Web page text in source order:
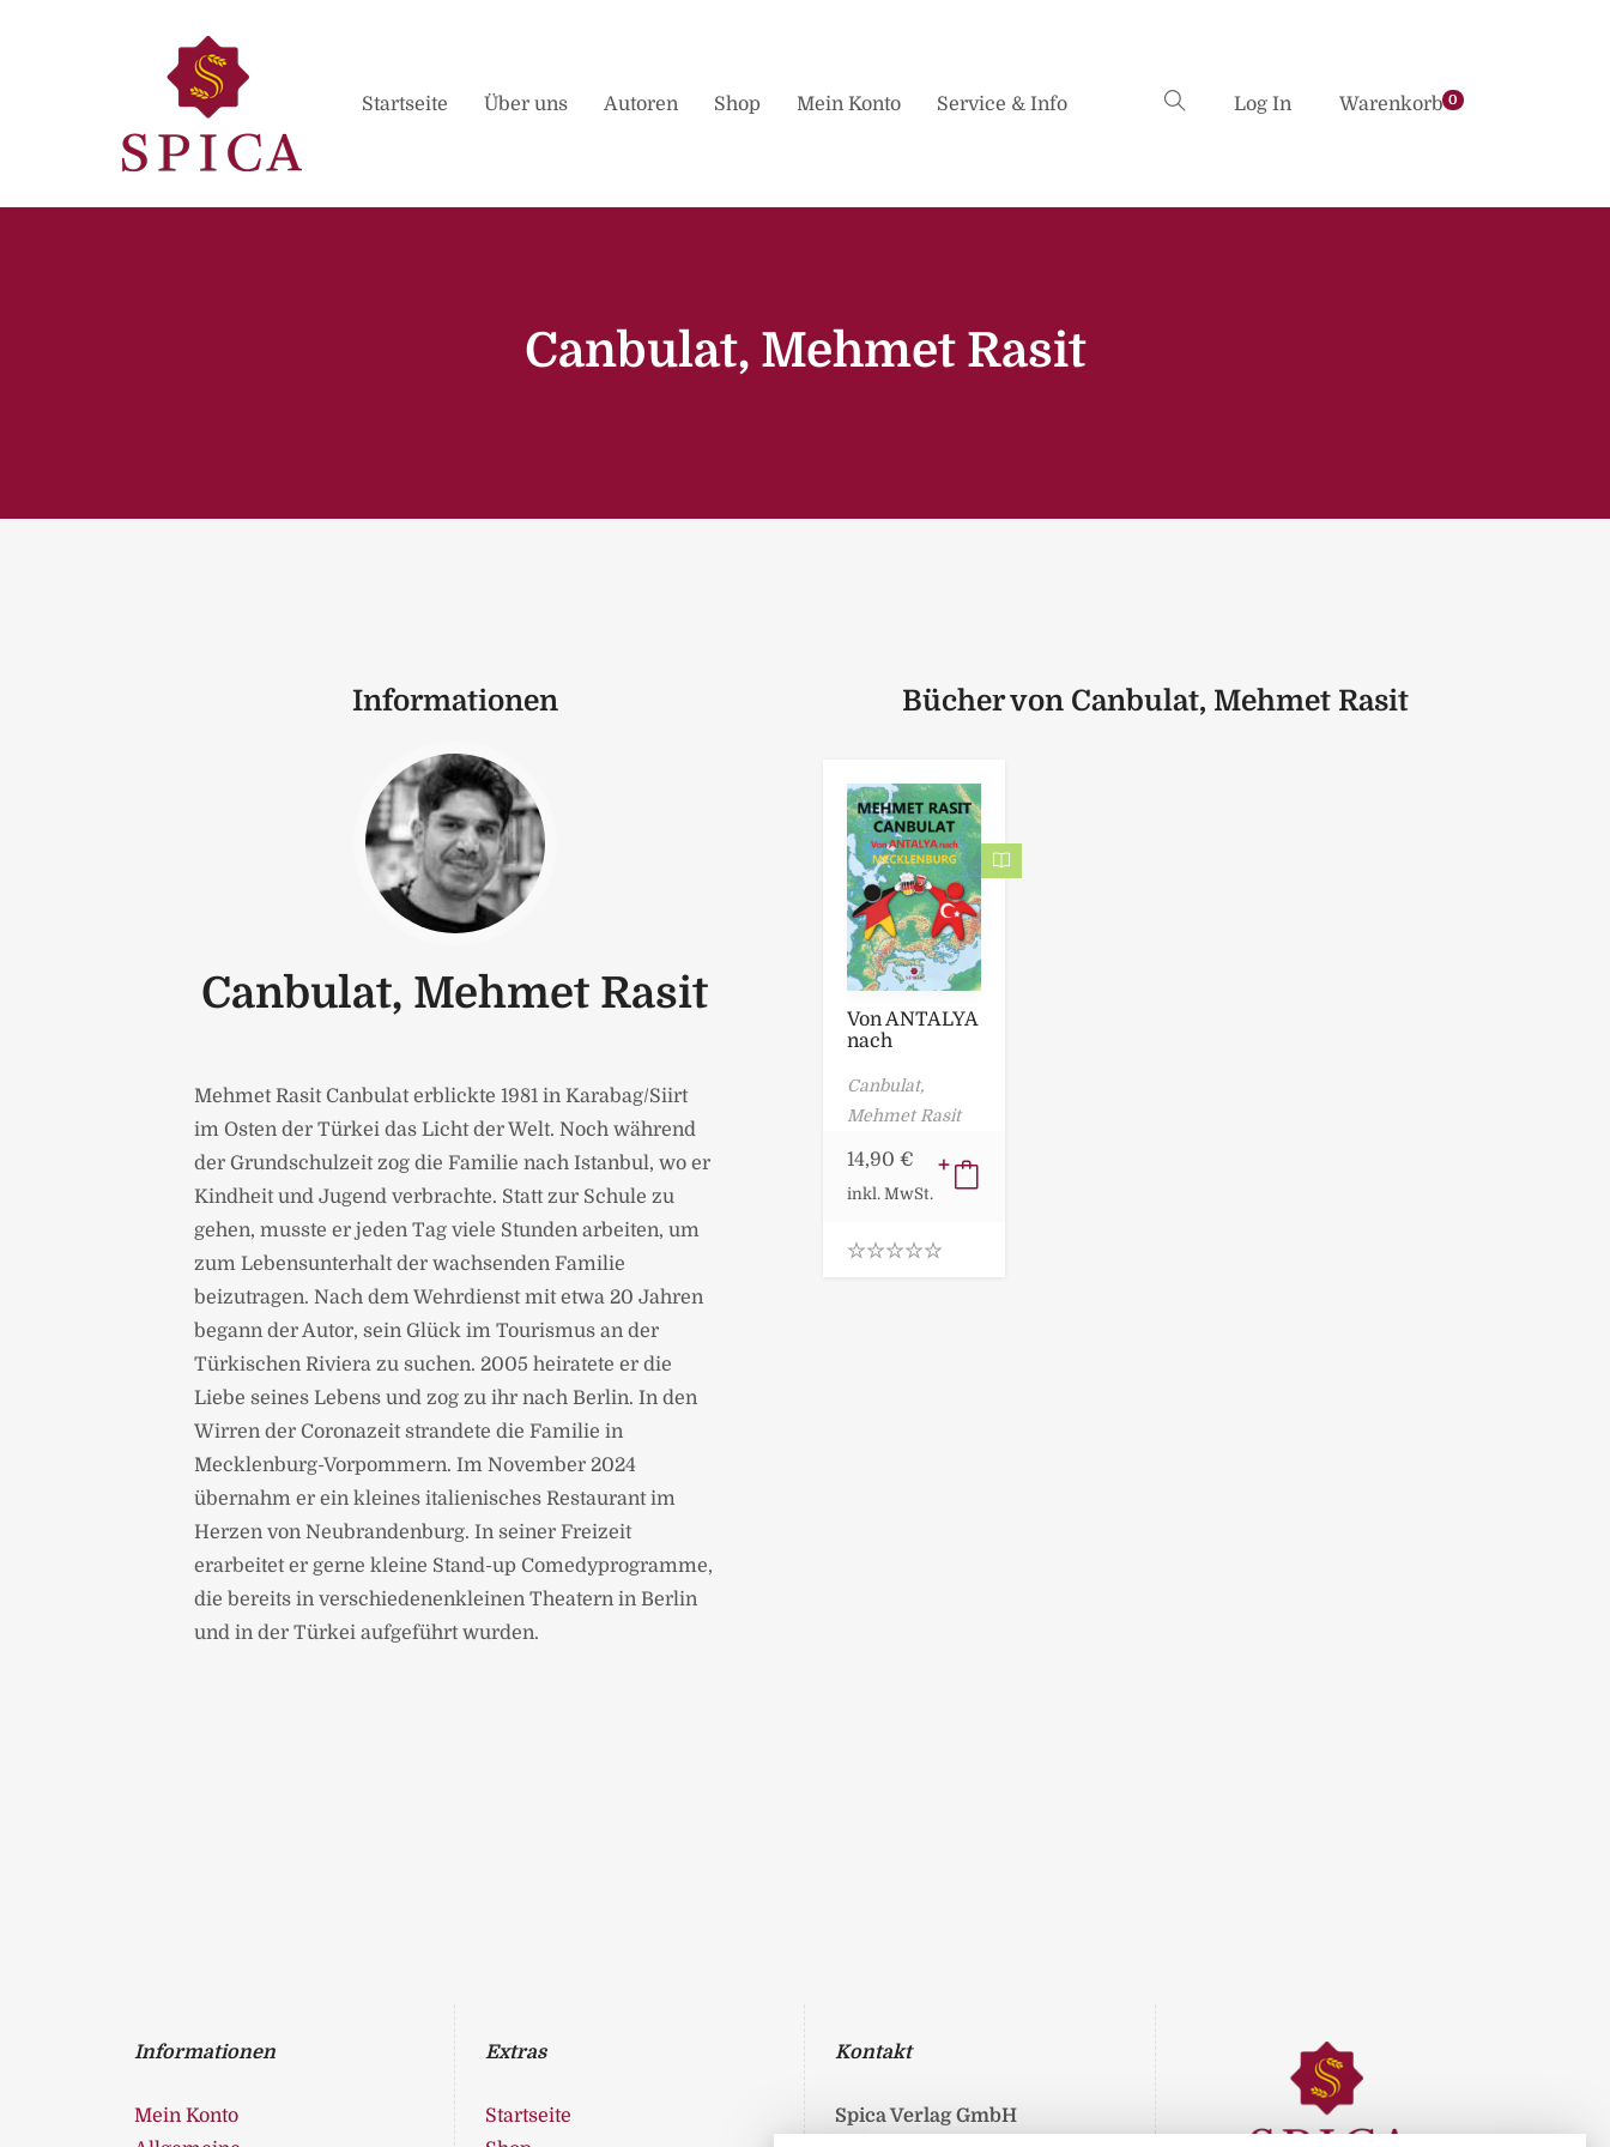
Startseite Über uns Autoren Shop Mein Konto Service & Info Log In Warenkorb0
Canbulat, Mehmet Rasit
Informationen
Canbulat, Mehmet Rasit
Mehmet Rasit Canbulat erblickte 1981 in Karabag/Siirt
im Osten der Türkei das Licht der Welt. Noch während
der Grundschulzeit zog die Familie nach Istanbul, wo er
Kindheit und Jugend verbrachte. Statt zur Schule zu
gehen, musste er jeden Tag viele Stunden arbeiten, um
zum Lebensunterhalt der wachsenden Familie
beizutragen. Nach dem Wehrdienst mit etwa 20 Jahren
begann der Autor, sein Glück im Tourismus an der
Türkischen Riviera zu suchen. 2005 heiratete er die
Liebe seines Lebens und zog zu ihr nach Berlin. In den
Wirren der Coronazeit strandete die Familie in
Mecklenburg-Vorpommern. Im November 2024
übernahm er ein kleines italienisches Restaurant im
Herzen von Neubrandenburg. In seiner Freizeit
erarbeitet er gerne kleine Stand-up Comedyprogramme,
die bereits in verschiedenenkleinen Theatern in Berlin
und in der Türkei aufgeführt wurden.
Bücher von Canbulat, Mehmet Rasit
Von ANTALYA
nach
RG
Canbulat,
Mehmet Rasit
14,90 €
inkl. MwSt.
Informationen
Mein Konto
Extras
Startseite
Kontakt
Spica Verlag GmbH